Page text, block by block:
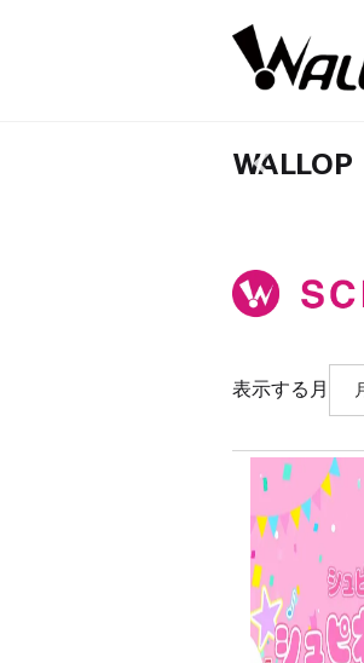
WALLOP
表示する月